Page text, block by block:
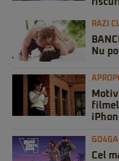
RAZI
Nu
Cel